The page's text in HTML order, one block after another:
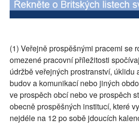
(1) Veřejně prospěšnými pracemi se
omezené pracovní příležitosti
údržbě veřejných prostranství, úklidu
budov a komunikací nebo jiných
ve prospěch obcí nebo ve prospěch
obecně prospěšných institucí, které
nejdéle na 12 po sobě jdoucích